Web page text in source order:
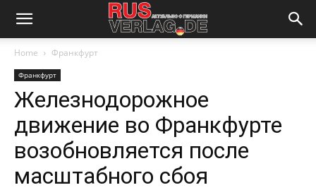
Home Франкфурт
Франкфурт
Железнодорожное
движение во Франкфурте
возобновляется после
масштабного сбоя